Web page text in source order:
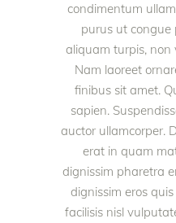
condimentum
purus ut congue
aliquam turpis, non
Nam laoreet
finibus sit amet.
sapien.
auctor ullamcorper.
erat in quam
dignissim pharetra
dignissim eros
facilisis nisl